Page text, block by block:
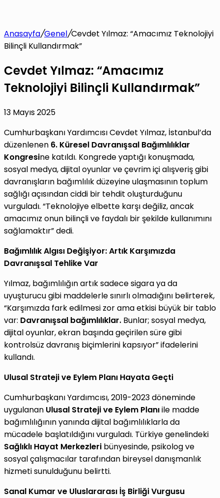
Anasayfa/Genel/Cevdet Yılmaz: “Amacımız Teknolojiyi
Bilinçli Kullandırmak”
Cevdet Yılmaz: “Amacımız
Teknolojiyi Bilinçli Kullandırmak”
13 Mayıs 2025
Cumhurbaşkanı Yardımcısı Cevdet Yılmaz, İstanbul’da
düzenlenen 6. Küresel Davranışsal Bağımlılıklar
Kongresine katıldı. Kongrede yaptığı konuşmada,
sosyal medya, dijital oyunlar ve çevrim içi alışveriş gibi
davranışların bağımlılık düzeyine ulaşmasının toplum
sağlığı açısından ciddi bir tehdit oluşturduğunu
vurguladı. “Teknolojiye elbette karşı değiliz, ancak
amacımız onun bilinçli ve faydalı bir şekilde kullanımını
sağlamaktır” dedi.
Bağımlılık Algısı Değişiyor: Artık Karşımızda
Davranışsal Tehlike Var
Yılmaz, bağımlılığın artık sadece sigara ya da
uyuşturucu gibi maddelerle sınırlı olmadığını belirterek,
“Karşımızda fark edilmesi zor ama etkisi büyük bir tablo
var: Davranışsal bağımlılıklar. Bunlar; sosyal medya,
dijital oyunlar, ekran başında geçirilen süre gibi
kontrolsüz davranış biçimlerini kapsıyor” ifadelerini
kullandı.
Ulusal Strateji ve Eylem Planı Hayata Geçti
Cumhurbaşkanı Yardımcısı, 2019-2023 döneminde
uygulanan Ulusal Strateji ve Eylem Planıile madde
bağımlılığının yanında dijital bağımlılıklarla da
mücadele başlatıldığını vurguladı. Türkiye genelindeki
Sağlıklı Hayat Merkezleri bünyesinde, psikolog ve
sosyal çalışmacılar tarafından bireysel danışmanlık
hizmeti sunulduğunu belirtti.
Sanal Kumar ve Uluslararası İş Birliği Vurgusu